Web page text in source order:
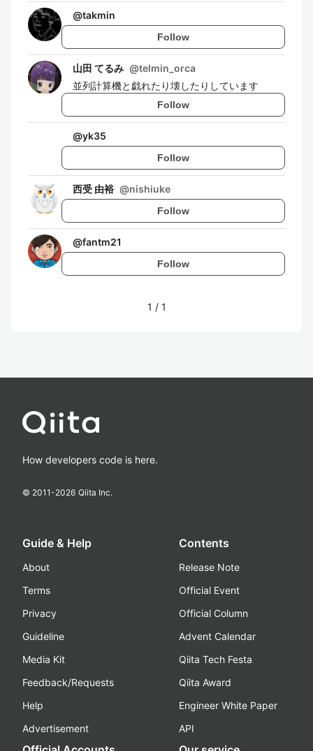
@takmin
Follow
山田 てるみ @telmin_orca
並列計算機と戯れたり壊したりしています
Follow
@yk35
Follow
西受 由裕 @nishiuke
Follow
@fantm21
Follow
1 / 1
How developers code is here.
© 2011-2026 Qiita Inc.
Guide & Help
About
Terms
Privacy
Guideline
Media Kit
Feedback/Requests
Help
Advertisement
Contents
Release Note
Official Event
Official Column
Advent Calendar
Qiita Tech Festa
Qiita Award
Engineer White Paper
API